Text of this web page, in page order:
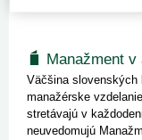
Manažment v
Väčšina slovenských
manažérske
stretávajú v
neuvedomujú